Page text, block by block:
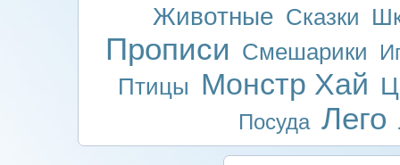
Животные Сказки
Прописи Смешарики
Птицы Монстр Хай
Посуда Лего